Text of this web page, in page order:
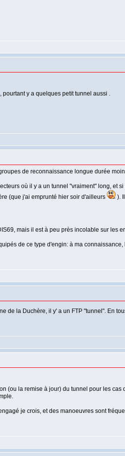
y a quelques petit tunnel aussi .
de reconnaissance longue durée
où il y a un tunnel "vraiment" long,
(que j'ai emprunté hier soir d'ailleurs
).
mais il est à peu près incolable sur
de ce type d'engin: à ma
de la Duchère, il y' a un FTP "tunnel". En
(ou la remise à jour) du tunnel pour les cas
je crois, et des manoeuvres sont